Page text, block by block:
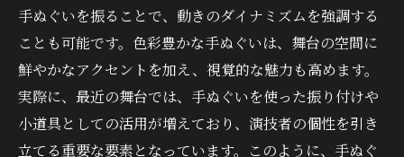
手ぬぐいを振ることで、動きのダイナミズムを強調する
ことも可能です。色彩豊かな手ぬぐいは、舞台の空間に
鮮やかなアクセントを加え、視覚的な魅力も高めます。
実際に、最近の舞台では、手ぬぐいを使った振り付けや
小道具としての活用が増えており、演技者の個性を引き
立てる重要な要素となっています。このように、手ぬぐ